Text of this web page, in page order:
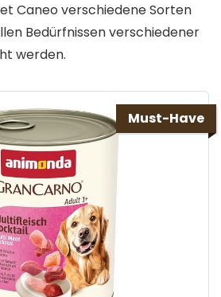
Caneo verschiedene Sorten
Bedürfnissen verschiedener
werden.
Must-Have